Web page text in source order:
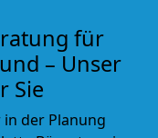
für
– Unser
Sie
der Planung